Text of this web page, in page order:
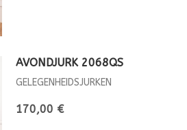
AVONDJURK 2068QS
GELEGENHEIDSJURKEN
170,00 €